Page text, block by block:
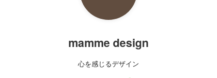
mamme design
心を感じるデザイン